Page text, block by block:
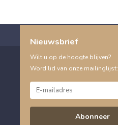
Nieuwsbrief
Wilt u op de hoogte blijven?
Word lid van onze mailinglijst:
Abonneer